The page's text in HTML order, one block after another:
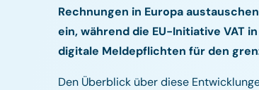
Rechnungen in Europa
ein, während die EU-Initiative VAT
digitale Meldepflichten für den
Den Überblick über diese